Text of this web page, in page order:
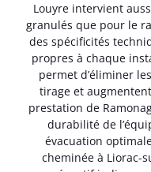
Louyre intervient
granulés que pour le
des spécificités
propres à chaque
permet d’éliminer
tirage et
prestation de
durabilité de
évacuation
cheminée à Liorac-